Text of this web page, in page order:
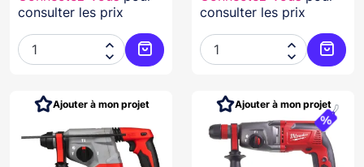
consulter les prix


Ajouter au panier
consulter les prix


Ajouter à mon projet Ajouter à mon projet